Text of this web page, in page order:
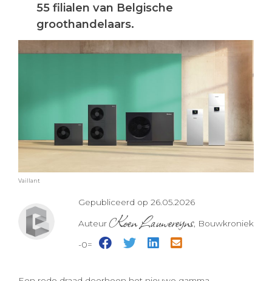
55 filialen van Belgische
groothandelaars.
Vaillant
Gepubliceerd op 26.05.2026
AuteurKoen Lauwereyns, Bouwkroniek
-0=